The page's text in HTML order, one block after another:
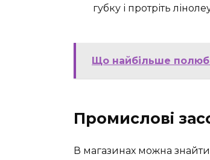
губку і протріть
Що найбільше
Промислові
В магазинах можна